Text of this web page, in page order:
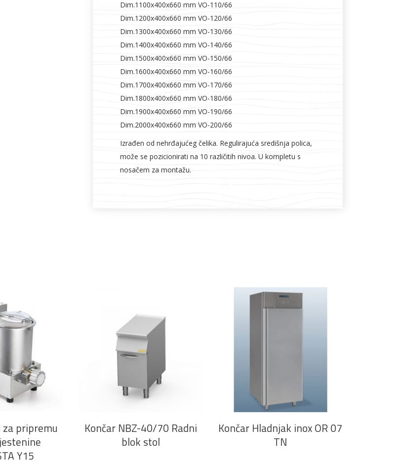
Dim.1100x400x660 mm VO-110/66
Dim.1200x400x660 mm VO-120/66
Dim.1300x400x660 mm VO-130/66
Dim.1400x400x660 mm VO-140/66
Dim.1500x400x660 mm VO-150/66
Dim.1600x400x660 mm VO-160/66
Dim.1700x400x660 mm VO-170/66
Dim.1800x400x660 mm VO-180/66
Dim.1900x400x660 mm VO-190/66
Dim.2000x400x660 mm VO-200/66
Izrađen od nehrđajućeg čelika. Regulirajuća središnja polica,
može se pozicionirati na 10 različitih nivoa. U kompletu s
nosačem za montažu.
VIŠE
za pripremu
Y15
PROČITAJ VIŠE
Končar NBZ-40/70 Radni
blok stol
Končar Hladnjak inox OR 07
TN